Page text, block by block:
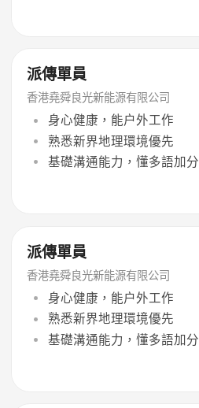
派傳單員
香港堯舜良光新能源有限公司
身心健康，能户外工作
熟悉新界地理環境優先
基礎溝通能力，懂多語加分
派傳單員
香港堯舜良光新能源有限公司
身心健康，能户外工作
熟悉新界地理環境優先
基礎溝通能力，懂多語加分